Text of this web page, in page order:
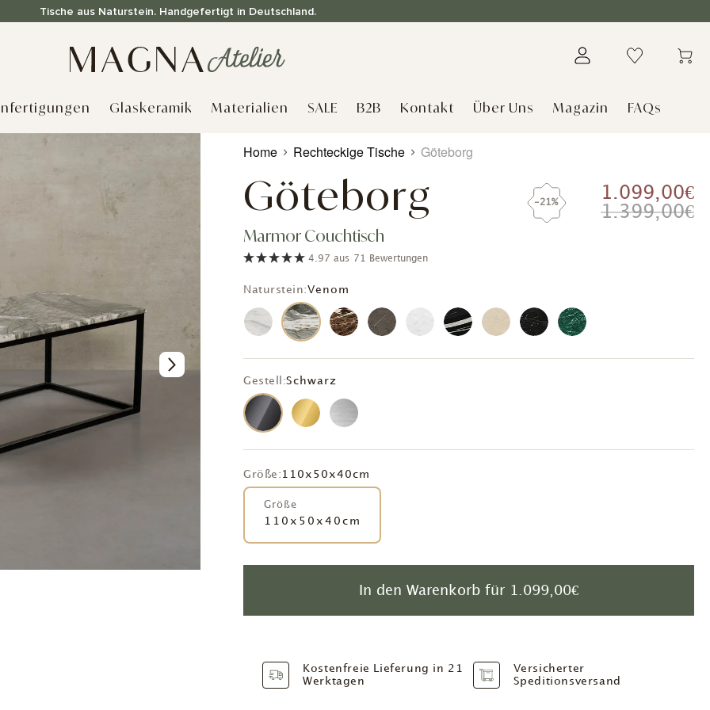
Tische aus Naturstein. Handgefertigt in Deutschland.
Glaskeramik Materialien SALE B2B Kontakt Über Uns Magazin FAQs
Home Rechteckige Tische Göteborg
Göteborg
Marmor Couchtisch
-21%
1.099,00€
1.399,00€
4.97 aus 71 Bewertungen
Naturstein:Venom
Gestell:Schwarz
Größe: 110x50x40cm
Größe
110x50x40cm
In den Warenkorb für 1.099,00€
Kostenfreie Lieferung in 21
Werktagen
Versicherter
Speditionsversand
Warenkorb
hinzugefügt